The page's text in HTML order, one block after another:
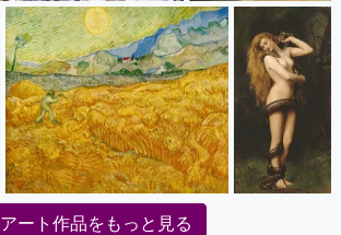
アート作品をもっと見る